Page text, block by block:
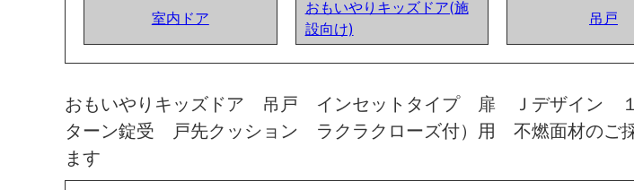
室内ドア
おもいやりキッズドア(施
設向け)
吊戸
おもいやりキッズドア 吊戸 インセットタイプ 扉 Ｊデザイン
ターン錠受 戸先クッション ラクラクローズ付）用 不燃面材のご
ます